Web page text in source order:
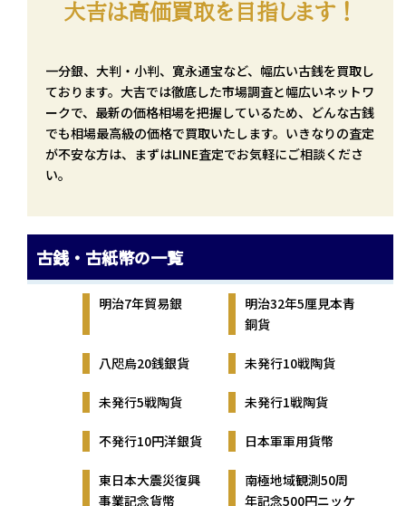
大吉は高価買取を目指します！
一分銀、大判・小判、寛永通宝など、幅広い古銭を買取し
ております。大吉では徹底した市場調査と幅広いネットワ
ークで、最新の価格相場を把握しているため、どんな古銭
でも相場最高級の価格で買取いたします。いきなりの査定
が不安な方は、まずはLINE査定でお気軽にご相談くださ
い。
古銭・古紙幣の一覧
明治7年貿易銀
明治32年5厘見本青
銅貨
八咫烏20銭銀貨 未発行10戦陶貨
未発行5戦陶貨 未発行1戦陶貨
不発行10円洋銀貨 日本軍軍用貨幣
東日本大震災復興
事業記念貨幣
南極地域観測50周
年記念500円ニッケ